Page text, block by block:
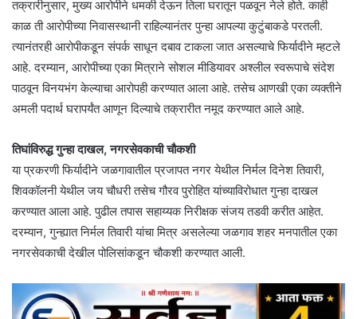
तक्रारीनुसार, मुख्य आरोपीने धमकी देऊन तिला घरातून पळवून नेले होते. काही
काळ ती आरोपीच्या निवासस्थानी राहिल्यानंतर पुन्हा आपल्या कुटुंबाकडे परतली.
त्यानंतरही आरोपीकडून संपर्क साधून दबाव टाकला जात असल्याचे फिर्यादीने म्हटले
आहे. दरम्यान, आरोपीच्या एका मित्राने सोशल मीडियावर अश्लील स्वरूपाचे संदेश
पाठवून विनयभंग केल्याचा आरोपही करण्यात आला आहे. तसेच आणखी एका व्यक्तीने
अमली पदार्थ घरापर्यंत आणून दिल्याचे तक्रारीत नमूद करण्यात आले आहे.
तिघांविरुद्ध गुन्हा दाखल, नगरसेवकाची चौकशी
या प्रकरणी फिर्यादीने जळगावातील प्रजापत नगर येथील निर्मल दिनेश तिवारी,
शिवकॉलनी येथील जय चौधरी तसेच गौरव पुरोहित यांच्याविरोधात गुन्हा दाखल
करण्यात आला आहे. पुढील तपास सहाय्यक निरीक्षक संजय तडवी करीत आहेत.
दरम्यान, गुन्ह्यात निर्मल तिवारी यांचा मित्र असलेल्या जळगाव शहर मनपातील एका
नगरसेवकाची देखील पोलिसांकडून चौकशी करण्यात आली.